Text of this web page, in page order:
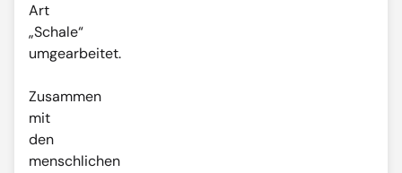
Art
„Schale“
umgearbeitet.
Zusammen
mit
den
menschlichen